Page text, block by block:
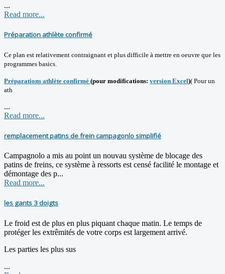
...
Read more...
Préparation athlète confirmé
Ce plan est relativement contraignant et plus difficile à mettre en oeuvre que les
programmes basics.
Préparations athlète confirmé (pour modifications: version Excel)( Pour un
ath
...
Read more...
remplacement patins de frein campagonlo simplifié
Campagnolo a mis au point un nouvau système de blocage des
patins de freins, ce système à ressorts est censé facilité le montage et
démontage des p...
Read more...
les gants 3 doigts
Le froid est de plus en plus piquant chaque matin. Le temps de
protéger les extrêmités de votre corps est largement arrivé.
Les parties les plus sus
...